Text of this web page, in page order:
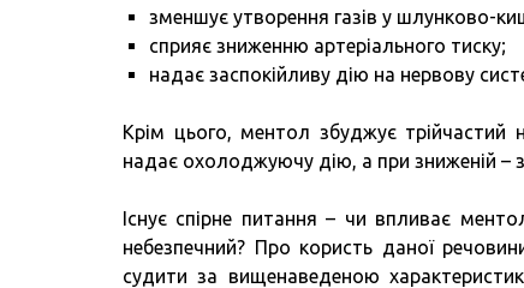
зменшує утворення газів у шлунково-
сприяє зниженню артеріального тиску;
надає заспокійливу дію на нервову
Крім цього, ментол збуджує трійчастий
надає охолоджуючу дію, а при зниженій –
Існує спірне питання – чи впливає
небезпечний? Про користь даної
судити за вищенаведеною